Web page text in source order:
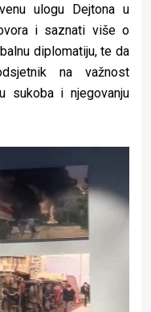
ulogu Dejtona u
i saznati više o
diplomatiju, te da
na važnost
sukoba i njegovanju